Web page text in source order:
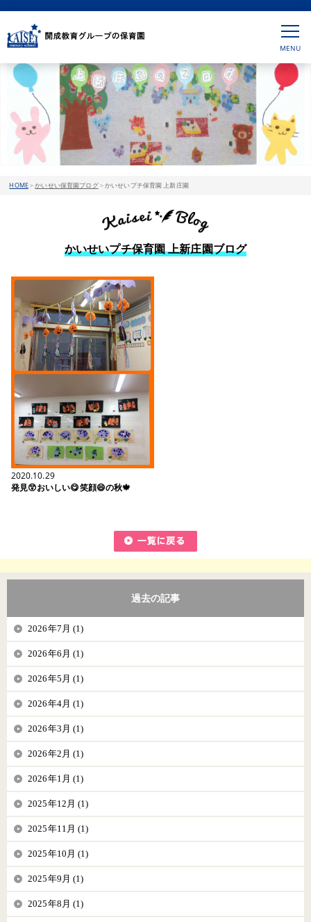
HOME>かいせい保育園ブログ>かいせいプチ保育園 上新庄園
かいせいプチ保育園 上新庄園ブログ
2020.10.29
発見😲おいしい😋笑顔😄の秋🍁
過去の記事
2026年7月 (1)
2026年6月 (1)
2026年5月 (1)
2026年4月 (1)
2026年3月 (1)
2026年2月 (1)
2026年1月 (1)
2025年12月 (1)
2025年11月 (1)
2025年10月 (1)
2025年9月 (1)
2025年8月 (1)